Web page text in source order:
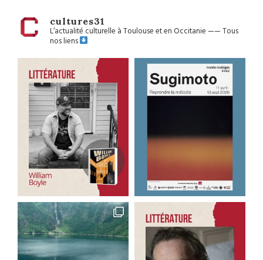
cultures31
L’actualité culturelle à Toulouse et en Occitanie——Tous
nos liens